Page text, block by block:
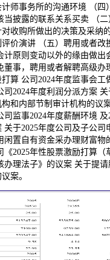
师事务所的沟通环境 （四
当披露的联系关系买卖 （
收购所做出的决策及采纳
价演讲 （五）聘用或者
计原则变动以外的缘由做
董事，聘用或者解聘高级办
算 公司2024年度监事会
司2024年度利润分派方案
和内部节制审计机构的议
监事2024年度薪酬环境
于2025年度公司及子公
闲置自有资金采办理财富
2025年性股票激励打算
理法子》的议案 关于提
案。